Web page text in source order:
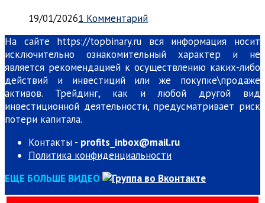
19/01/20261 Комментарий
На сайте https://topbinary.ru вся информация носит
исключительно ознакомительный характер и не
является рекомендацией к осуществлению каких-либо
действий и инвестиций или же покупке\продаже
активов. Трейдинг, как и любой другой вид
инвестиционной деятельности, предусматривает риск
потери капитала.
Контакты - profits_inbox@mail.ru
Политика конфиденциальности
ЕЩЕ БОЛЬШЕ ВИДЕО